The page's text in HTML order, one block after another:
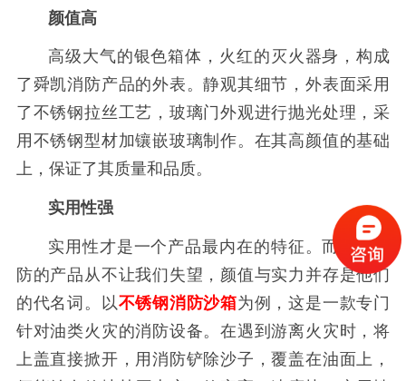
颜值高
高级大气的银色箱体，火红的灭火器身，构成
了舜凯消防产品的外表。静观其细节，外表面采用
了不锈钢拉丝工艺，玻璃门外观进行抛光处理，采
用不锈钢型材加镶嵌玻璃制作。在其高颜值的基础
上，保证了其质量和品质。
实用性强
实用性才是一个产品最内在的特征。而舜凯消
防的产品从不让我们失望，颜值与实力并存是他们
的代名词。以不锈钢消防沙箱为例，这是一款专门
针对油类火灾的消防设备。在遇到游离火灾时，将
上盖直接掀开，用消防铲除沙子，覆盖在油面上，